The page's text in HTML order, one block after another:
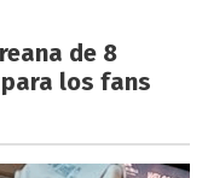
de 8
los fans